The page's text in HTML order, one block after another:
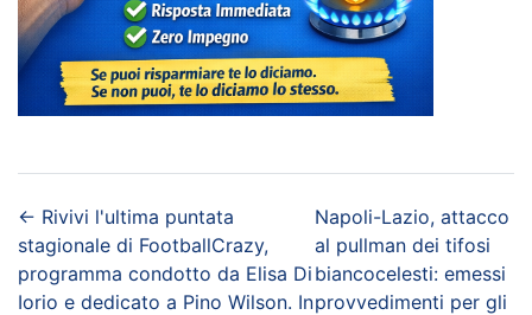
← Rivivi l'ultima puntata
stagionale di FootballCrazy,
programma condotto da Elisa Di
Iorio e dedicato a Pino Wilson. In
Napoli-Lazio, attacco
al pullman dei tifosi
biancocelesti: emessi
provvedimenti per gli